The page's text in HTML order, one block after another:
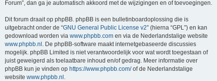
Forum”, dan ga je automatisch akkoord met de wijzigingen en of toevoegingen.
Dit forum draait op phpBB. phpBB is een bulletinboardoplossing die is
uitgebracht onder de “GNU General Public License v2” (hierna “GPL”) en kan
gedownload worden via www.phpbb.com en via de Nederlandstalige website
www.phpbb.nl . De phpBB-software maakt internetgebaseerde discussies
mogelijk. phpBB Limited is niet verantwoordelijk voor wat wordt toegestaan of
juist geweigerd als toelaatbare inhoud en/of gedrag. Meer informatie over
phpBB kun je vinden op https://www.phpbb.com/of de Nederlandstalige
website www.phpbb.nl .